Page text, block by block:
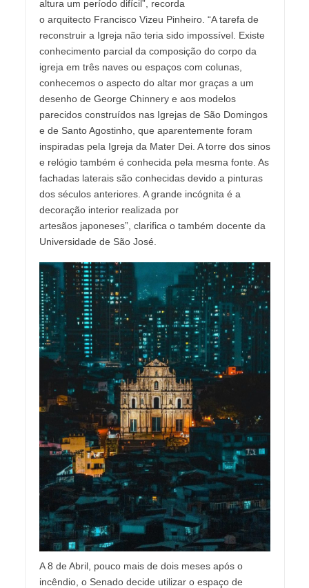
altura um período difícil”, recorda
o arquitecto Francisco Vizeu Pinheiro. “A tarefa de
reconstruir a Igreja não teria sido impossível. Existe
conhecimento parcial da composição do corpo da
igreja em três naves ou espaços com colunas,
conhecemos o aspecto do altar mor graças a um
desenho de George Chinnery e aos modelos
parecidos construídos nas Igrejas de São Domingos
e de Santo Agostinho, que aparentemente foram
inspiradas pela Igreja da Mater Dei. A torre dos sinos
e relógio também é conhecida pela mesma fonte. As
fachadas laterais são conhecidas devido a pinturas
dos séculos anteriores. A grande incógnita é a
decoração interior realizada por
artesãos japoneses”, clarifica o também docente da
Universidade de São José.
A 8 de Abril, pouco mais de dois meses após o
incêndio, o Senado decide utilizar o espaço de